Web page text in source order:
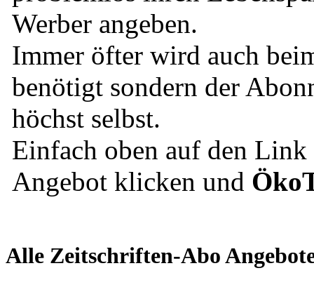
Werber angeben.
Immer öfter wird auch
benötigt sondern der
höchst selbst.
Einfach oben auf den Link
Angebot klicken und
Alle Zeitschriften-Abo